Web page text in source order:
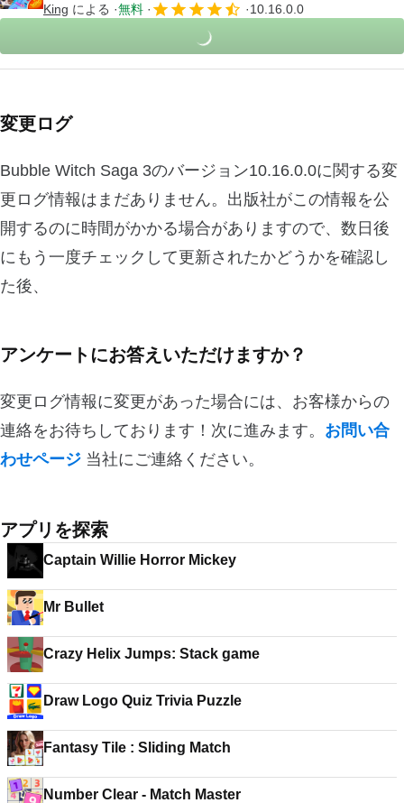
King による 無料 10.16.0.0
変更ログ
Bubble Witch Saga 3のバージョン10.16.0.0に関する変
更ログ情報はまだありません。出版社がこの情報を公
開するのに時間がかかる場合がありますので、数日後
にもう一度チェックして更新されたかどうかを確認し
た後、
アンケートにお答えいただけますか？
変更ログ情報に変更があった場合には、お客様からの
連絡をお待ちしております！次に進みます。 お問い合
わせページ 当社にご連絡ください。
アプリを探索
Captain Willie Horror Mickey
Mr Bullet
Crazy Helix Jumps: Stack game
Draw Logo Quiz Trivia Puzzle
Fantasy Tile : Sliding Match
Number Clear - Match Master